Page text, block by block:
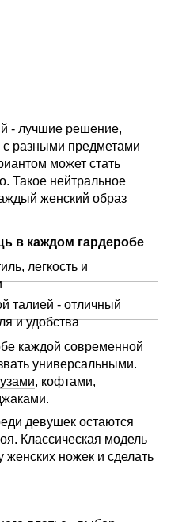
- лучшие решение,
с разными предметами
может стать
Такое нейтральное
женский образ
в каждом гардеробе
каждой современной
универсальными.
, кофтами,
девушек остаются
Классическая модель
женских ножек и сделать